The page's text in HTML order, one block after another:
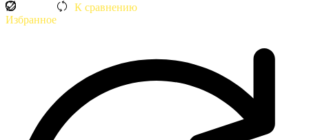
Luxet
Globe
Избранное
К сравнению